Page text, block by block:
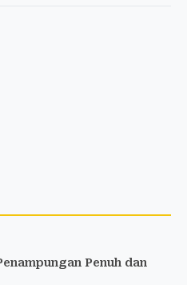
Penuh dan